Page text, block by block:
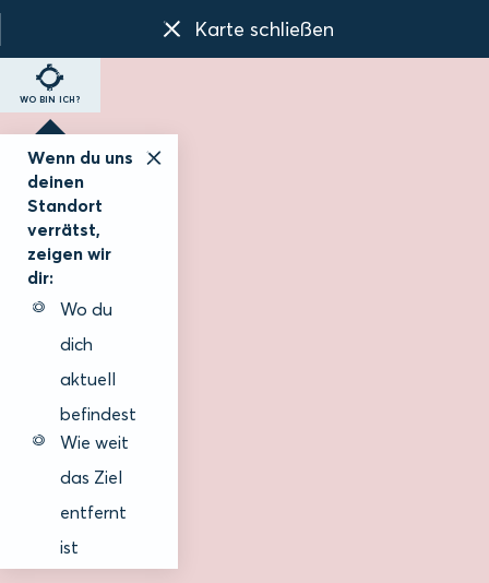
Karte schließen
WO BIN ICH?
Wenn du uns
deinen
Standort
verrätst,
zeigen wir
dir:
Wo du
dich
aktuell
befindest
Wie weit
das Ziel
entfernt
ist